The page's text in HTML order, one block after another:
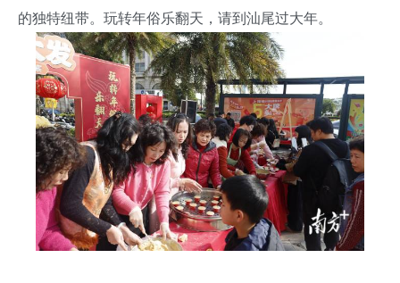
的独特纽带。玩转年俗乐翻天，请到汕尾过大年。